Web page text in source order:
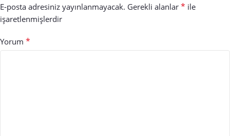
E-posta adresiniz yayınlanmayacak. Gerekli alanlar * ile
işaretlenmişlerdir
Yorum *